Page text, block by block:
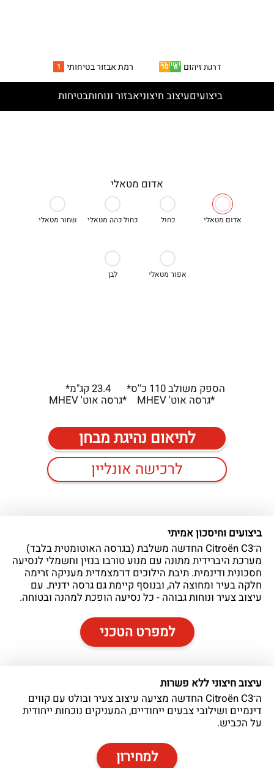
דרגת זיהום 6
10 רמת אבזור בטיחותי 1
ביצועיםעיצוב חיצוניאבזור ונוחותבטיחות
אדום מטאלי
אדום מטאלי כחול כחול כהה מטאלי שחור מטאלי
אפור מטאלי לבן
הספק משולב 110 כ''ס*
*גרסה אוט' MHEV
23.4 קג"מ*
*גרסה אוט' MHEV
לתיאום נהיגת מבחן
לרכישה אונליין
ביצועים וחיסכון אמיתי
ה־Citroën C3 החדשה משלבת (בגרסה האוטומטית בלבד)
מערכת היברידית מתונה עם מנוע טורבו בנזין וחשמלי לנסיעה
חסכונית ודינמית. תיבת הילוכים דו־מצמדית מעניקה זרימה
חלקה בעיר ומחוצה לה, ובנוסף קיימת גם גרסה ידנית. עם
עיצוב צעיר ונוחות גבוהה - כל נסיעה הופכת למהנה ובטוחה.
למפרט הטכני
עיצוב חיצוני ללא פשרות
ה־Citroën C3 החדשה מציעה עיצוב צעיר ובולט עם קווים
דינמיים ושילובי צבעים ייחודיים, המעניקים נוכחות ייחודית
על הכביש.
למחירון